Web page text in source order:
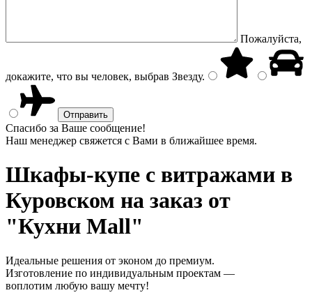
Пожалуйста,
докажите, что вы человек, выбрав Звезду.
Спасибо за Ваше сообщение!
Наш менеджер свяжется с Вами в ближайшее время.
Шкафы-купе с витражами в
Куровском на заказ от
"Кухни Mall"
Идеальные решения от эконом до премиум.
Изготовление по индивидуальным проектам —
воплотим любую вашу мечту!